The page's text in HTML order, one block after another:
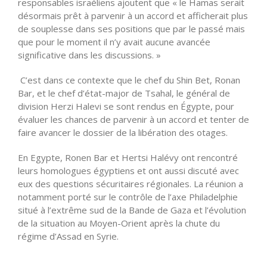
désormais prêt à parvenir à un accord et afficherait plus
de souplesse dans ses positions que par le passé mais
que pour le moment il n’y avait aucune avancée
significative dans les discussions. »
C’est dans ce contexte que le chef du Shin Bet, Ronan
Bar, et le chef d’état-major de Tsahal, le général de
division Herzi Halevi se sont rendus en Égypte, pour
évaluer les chances de parvenir à un accord et tenter de
faire avancer le dossier de la libération des otages.
En Egypte, Ronen Bar et Hertsi Halévy ont rencontré
leurs homologues égyptiens et ont aussi discuté avec
eux des questions sécuritaires régionales. La réunion a
notamment porté sur le contrôle de l’axe Philadelphie
situé à l’extrême sud de la Bande de Gaza et l’évolution
de la situation au Moyen-Orient après la chute du
régime d’Assad en Syrie.